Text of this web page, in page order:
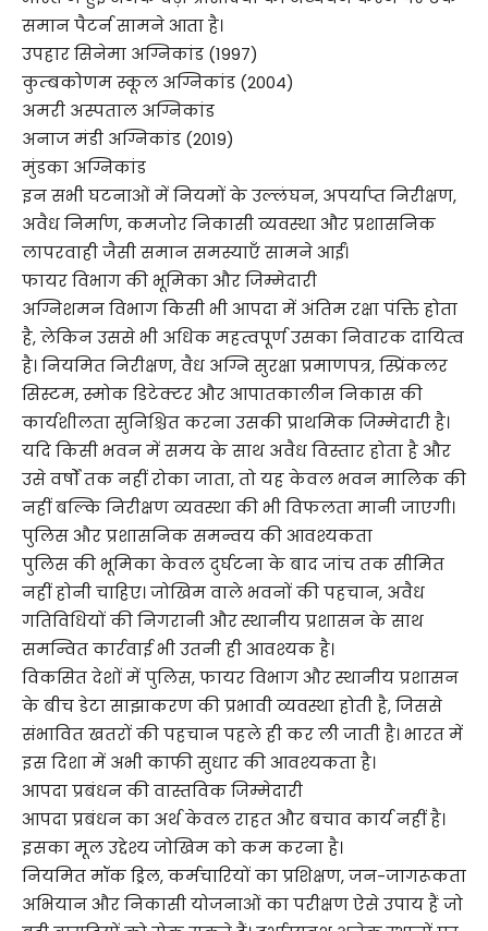
समान पैटर्न सामने आता है।
उपहार सिनेमा अग्निकांड (1997)
कुम्बकोणम स्कूल अग्निकांड (2004)
अमरी अस्पताल अग्निकांड
अनाज मंडी अग्निकांड (2019)
मुंडका अग्निकांड
इन सभी घटनाओं में नियमों के उल्लंघन, अपर्याप्त निरीक्षण,
अवैध निर्माण, कमजोर निकासी व्यवस्था और प्रशासनिक
लापरवाही जैसी समान समस्याएँ सामने आईं।
फायर विभाग की भूमिका और जिम्मेदारी
अग्निशमन विभाग किसी भी आपदा में अंतिम रक्षा पंक्ति होता
है, लेकिन उससे भी अधिक महत्वपूर्ण उसका निवारक दायित्व
है। नियमित निरीक्षण, वैध अग्नि सुरक्षा प्रमाणपत्र, स्प्रिंकलर
सिस्टम, स्मोक डिटेक्टर और आपातकालीन निकास की
कार्यशीलता सुनिश्चित करना उसकी प्राथमिक जिम्मेदारी है।
यदि किसी भवन में समय के साथ अवैध विस्तार होता है और
उसे वर्षों तक नहीं रोका जाता, तो यह केवल भवन मालिक की
नहीं बल्कि निरीक्षण व्यवस्था की भी विफलता मानी जाएगी।
पुलिस और प्रशासनिक समन्वय की आवश्यकता
पुलिस की भूमिका केवल दुर्घटना के बाद जांच तक सीमित
नहीं होनी चाहिए। जोखिम वाले भवनों की पहचान, अवैध
गतिविधियों की निगरानी और स्थानीय प्रशासन के साथ
समन्वित कार्रवाई भी उतनी ही आवश्यक है।
विकसित देशों में पुलिस, फायर विभाग और स्थानीय प्रशासन
के बीच डेटा साझाकरण की प्रभावी व्यवस्था होती है, जिससे
संभावित खतरों की पहचान पहले ही कर ली जाती है। भारत में
इस दिशा में अभी काफी सुधार की आवश्यकता है।
आपदा प्रबंधन की वास्तविक जिम्मेदारी
आपदा प्रबंधन का अर्थ केवल राहत और बचाव कार्य नहीं है।
इसका मूल उद्देश्य जोखिम को कम करना है।
नियमित मॉक ड्रिल, कर्मचारियों का प्रशिक्षण, जन-जागरूकता
अभियान और निकासी योजनाओं का परीक्षण ऐसे उपाय हैं जो